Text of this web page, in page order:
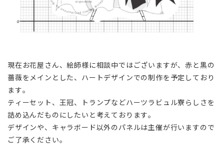
現在お花屋さん、絵師様に相談中ではございますが、赤と黒の
薔薇をメインとした、ハートデザインでの制作を予定しており
ます。
ティーセット、王冠、トランプなどハーツラビュル寮らしさを
詰め込んだものにしたいと考えております。
デザインや、キャラボード以外のパネルは主催が行いますので
ご了承ください。